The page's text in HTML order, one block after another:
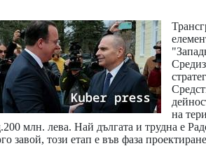
на
млн. лева. Най дългата и трудна е
завой, този етап е във фаза